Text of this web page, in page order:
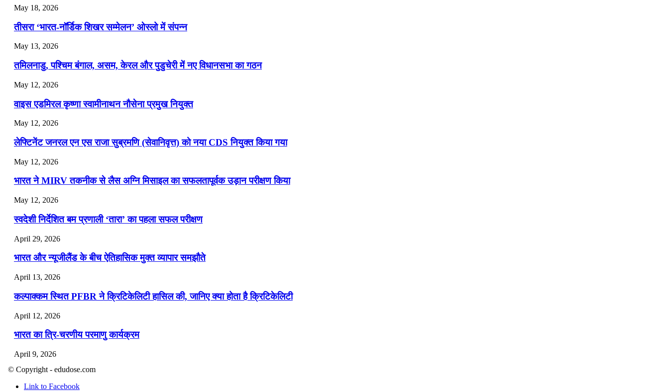
📝 डेली करेंट अफेयर्स: 19-21 जुलाई 2026
July 19, 2026
📝 डेली करेंट अफेयर्स: 16-18 जुलाई 2026
July 16, 2026
📝 डेली करेंट अफेयर्स: 13-15 जुलाई 2026
May 18, 2026
तीसरा ‘भारत-नॉर्डिक शिखर सम्मेलन’ ओस्लो में संपन्न
May 13, 2026
तमिलनाडु, पश्चिम बंगाल, असम, केरल और पुडुचेरी में नए विधानसभा का गठन
May 12, 2026
वाइस एडमिरल कृष्णा स्वामीनाथन नौसेना प्रमुख नियुक्त
May 12, 2026
लेफ्टिनेंट जनरल एन एस राजा सुब्रमणि (सेवानिवृत्त) को नया CDS नियुक्त किया गया
May 12, 2026
भारत ने MIRV तकनीक से लैस अग्नि मिसाइल का सफलतापूर्वक उड़ान परीक्षण किया
May 12, 2026
स्वदेशी निर्देशित बम प्रणाली ‘तारा’ का पहला सफल परीक्षण
April 29, 2026
भारत और न्यूजीलैंड के बीच ऐतिहासिक मुक्त व्यापार समझौते
April 13, 2026
कल्पाक्कम स्थित PFBR ने क्रिटिकेलिटी हासिल की, जानिए क्या होता है क्रिटिकेलिटी
April 12, 2026
भारत का त्रि-चरणीय परमाणु कार्यक्रम
April 9, 2026
नासा का आर्टेमिस-2 मिशन: मनुष्य एक बार फिर से चंद्रमा के करीब पहुंचा
© Copyright - edudose.com
Link to Facebook